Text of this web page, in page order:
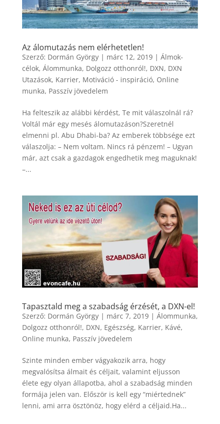
Az álomutazás nem elérhetetlen!
Szerző: Dormán György| márc 12, 2019| Álmok-
célok, Álommunka, Dolgozz otthonról!, DXN, DXN
Utazások, Karrier, Motiváció - inspiráció, Online
munka, Passzív jövedelem
Ha felteszik az alábbi kérdést, Te mit válaszolnál rá?
Voltál már egy mesés álomutazáson?Szeretnél
elmenni pl. Abu Dhabi-ba? Az emberek többsége ezt
válaszolja: – Nem voltam. Nincs rá pénzem! – Ugyan
már, azt csak a gazdagok engedhetik meg maguknak!
–...
Tapasztald meg a szabadság érzését, a DXN-el!
Szerző: Dormán György| márc 7, 2019| Álommunka,
Dolgozz otthonról!, DXN, Egészség, Karrier, Kávé,
Online munka, Passzív jövedelem
Szinte minden ember vágyakozik arra, hogy
megvalósítsa álmait és céljait, valamint eljusson
élete egy olyan állapotba, ahol a szabadság minden
formája jelen van. Először is kell egy “miértednek”
lenni, ami arra ösztönöz, hogy elérd a céljaid.Ha...